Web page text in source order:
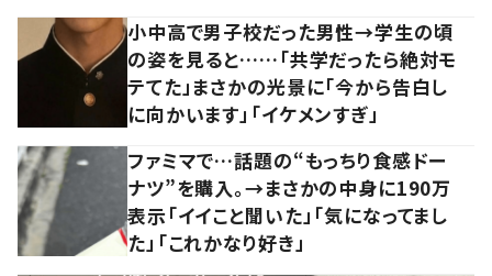
小中高で男子校だった男性→学生の頃
の姿を見ると……「共学だったら絶対モ
テてた」まさかの光景に「今から告白し
に向かいます」「イケメンすぎ」
ファミマで…話題の“もっちり食感ドー
ナツ”を購入。→まさかの中身に190万
表示「イイこと聞いた」「気になってまし
た」「これかなり好き」